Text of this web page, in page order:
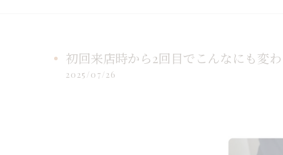
初回来店時から2回目でこんなにも変
2025/07/26